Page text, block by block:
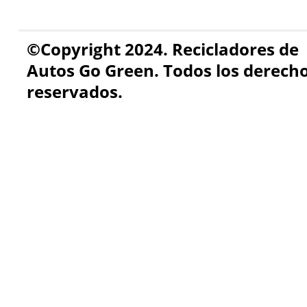
©Copyright 2024. Recicladores de
Autos Go Green. Todos los
reservados.